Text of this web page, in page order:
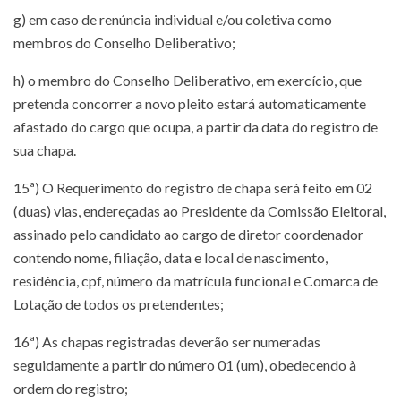
g) em caso de renúncia individual e/ou coletiva como
membros do Conselho Deliberativo;
h) o membro do Conselho Deliberativo, em exercício, que
pretenda concorrer a novo pleito estará automaticamente
afastado do cargo que ocupa, a partir da data do registro de
sua chapa.
15ª) O Requerimento do registro de chapa será feito em 02
(duas) vias, endereçadas ao Presidente da Comissão Eleitoral,
assinado pelo candidato ao cargo de diretor coordenador
contendo nome, filiação, data e local de nascimento,
residência, cpf, número da matrícula funcional e Comarca de
Lotação de todos os pretendentes;
16ª) As chapas registradas deverão ser numeradas
seguidamente a partir do número 01 (um), obedecendo à
ordem do registro;